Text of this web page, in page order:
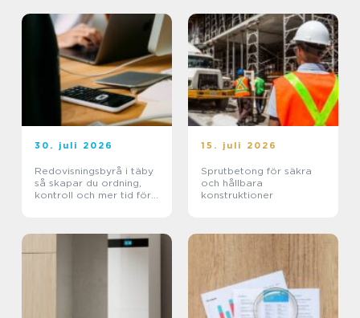
30. juli 2026
Redovisningsbyrå i täby
så skapar du ordning,
kontroll och mer tid för
15. juli 2026
Sprutbetong för säkra
och hållbara
konstruktioner